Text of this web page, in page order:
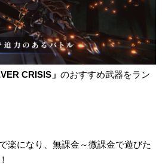
CRISIS」 のおすすめ武器をラン
楽になり、無課金～微課金で遊びた